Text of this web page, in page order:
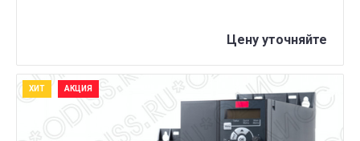
Цену уточняйте
ХИТ АКЦИЯ